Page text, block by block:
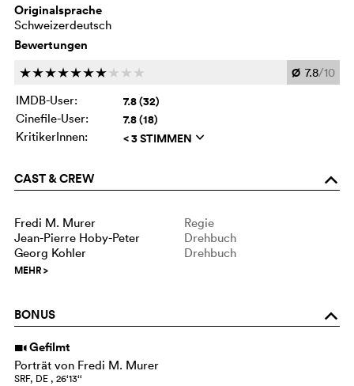
Originalsprache
Schweizerdeutsch
Bewertungen
ccccccc c c c Ø 7.8/10
IMDB-User:
7.8 (32)
Cinefile-User: 7.8 (18)
KritikerInnen: < 3 STIMMEN q
CAST & CREW o
Fredi M. Murer
Regie
Jean-Pierre Hoby-Peter
Drehbuch
Georg Kohler
Drehbuch
MEHR>
BONUS o
i Gefilmt
Porträt von Fredi M. Murer
SRF, DE , 26‘13‘‘